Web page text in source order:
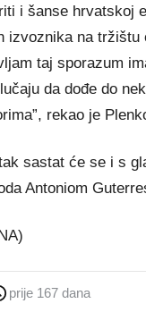
i šanse hrvatskoj
izvoznika na tržištu
taj sporazum
da dođe do
rekao je
sastat će se i s
Antoniom
prije 167 dana